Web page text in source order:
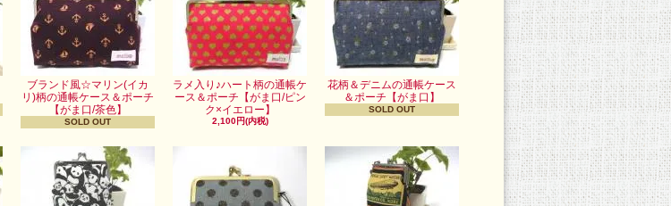
ブランド風☆マリン(イカ
リ)柄の通帳ケース＆ポーチ
【がま口/茶色】
SOLD OUT
ラメ入り♪ハート柄の通帳ケ
ース＆ポーチ【がま口/ピン
ク×イエロー】
2,100円(内税)
花柄＆デニムの通帳ケース
＆ポーチ【がま口】
SOLD OUT